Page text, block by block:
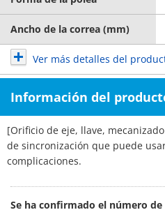
Ancho de la correa (mm)
Ver más detalles del
Información del
[Orificio de eje, llave,
de sincronización que puede
complicaciones.
Se ha confirmado el número de